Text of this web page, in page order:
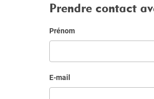
Prendre contact
Prénom
E-mail